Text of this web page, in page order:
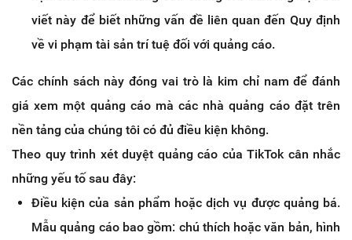
viết này để biết những vấn đề liên quan đến Quy định
về vi phạm tài sản trí tuệ đối với quảng cáo.
Các chính sách này đóng vai trò là kim chỉ nam để đánh
giá xem một quảng cáo mà các nhà quảng cáo đặt trên
nền tảng của chúng tôi có đủ điều kiện không.
Theo quy trình xét duyệt quảng cáo của TikTok cân nhắc
những yếu tố sau đây:
Điều kiện của sản phẩm hoặc dịch vụ được quảng bá​.
Mẫu quảng cáo bao gồm: chú thích hoặc văn bản, hình